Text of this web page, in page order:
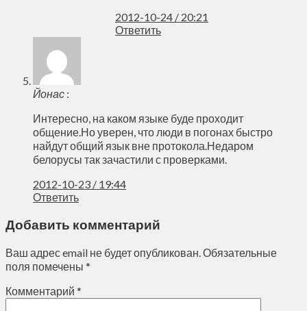
2012-10-24 / 20:21
Ответить
Йонас :
Интересно, на каком языке буде проходит
общение.Но уверен, что люди в погонах быстро
найдут общий язык вне протокола.Недаром
белорусы так зачастили с проверками.
2012-10-23 / 19:44
Ответить
Добавить комментарий
Ваш адрес email не будет опубликован. Обязательные
поля помечены *
Комментарий *